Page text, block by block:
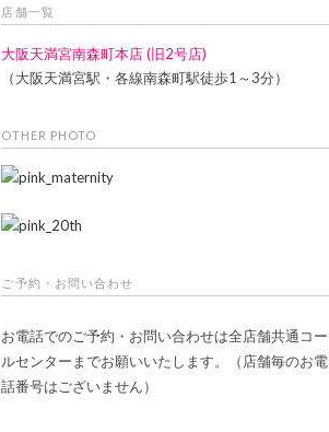
店舗一覧
大阪天満宮南森町本店 (旧2号店)
（大阪天満宮駅・各線南森町駅徒歩1～3分）
OTHER PHOTO
ご予約・お問い合わせ
お電話でのご予約・お問い合わせは全店舗共通コー
ルセンターまでお願いいたします。（店舗毎のお電
話番号はございません）